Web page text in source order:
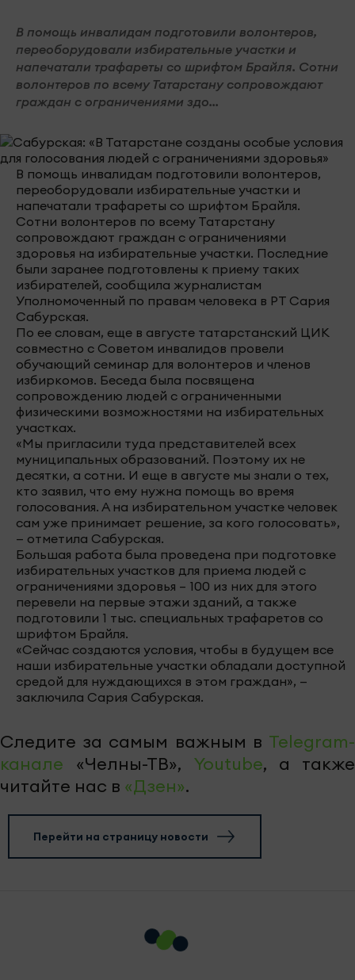
В помощь инвалидам подготовили волонтеров,
переоборудовали избирательные участки и
напечатали трафареты со шрифтом Брайля. Сотни
волонтеров по всему Татарстану сопровождают
граждан с ограничениями здо...
В помощь инвалидам подготовили волонтеров,
переоборудовали избирательные участки и
напечатали трафареты со шрифтом Брайля.
Сотни волонтеров по всему Татарстану
сопровождают граждан с ограничениями
здоровья на избирательные участки. Последние
были заранее подготовлены к приему таких
избирателей, сообщила журналистам
Уполномоченный по правам человека в РТ Сария
Сабурская.
По ее словам, еще в августе татарстанский ЦИК
совместно с Советом инвалидов провели
обучающий семинар для волонтеров и членов
избиркомов. Беседа была посвящена
сопровождению людей с ограниченными
физическими возможностями на избирательных
участках.
«Мы пригласили туда представителей всех
муниципальных образований. Поэтому их не
десятки, а сотни. И еще в августе мы знали о тех,
кто заявил, что ему нужна помощь во время
голосования. А на избирательном участке человек
сам уже принимает решение, за кого голосовать»,
— отметила Сабурская.
Большая работа была проведена при подготовке
избирательных участков для приема людей с
ограничениями здоровья – 100 из них для этого
перевели на первые этажи зданий, а также
подготовили 1 тыс. специальных трафаретов со
шрифтом Брайля.
«Сейчас создаются условия, чтобы в будущем все
наши избирательные участки обладали доступной
средой для нуждающихся в этом граждан», —
заключила Сария Сабурская.
Следите за самым важным в Telegram-
канале «Челны-ТВ», Youtube, а также
читайте нас в «Дзен».
Перейти на страницу новости